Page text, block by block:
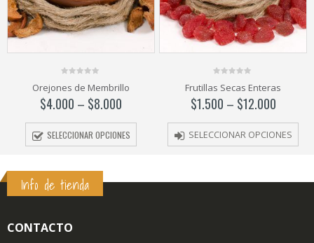
out
of
5
Orejones de Membrillo
$4.000 – $8.000
SELECCIONAR OPCIONES
out
of
5
Frutillas Secas Enteras
$1.500 – $12.000
SELECCIONAR OPCIONES
Info de tienda
CONTACTO